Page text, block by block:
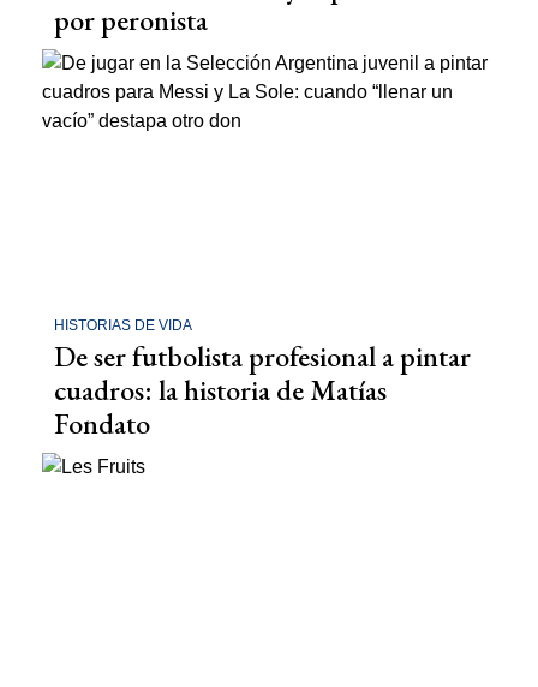
por peronista
HISTORIAS DE VIDA
De ser futbolista profesional a pintar
cuadros: la historia de Matías
Fondato